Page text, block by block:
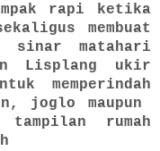
rapi ketika
membuat
sinar matahari
Lisplang ukir
memperindah
joglo maupun
tampilan rumah